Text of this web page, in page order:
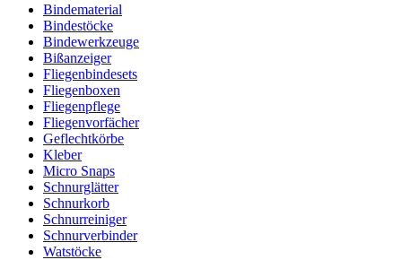
Bindematerial
Bindestöcke
Bindewerkzeuge
Bißanzeiger
Fliegenbindesets
Fliegenboxen
Fliegenpflege
Fliegenvorfächer
Geflechtkörbe
Kleber
Micro Snaps
Schnurglätter
Schnurkorb
Schnurreiniger
Schnurverbinder
Watstöcke